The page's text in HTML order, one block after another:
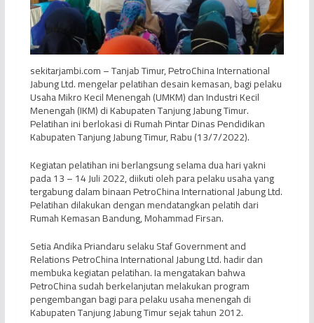
sekitarjambi.com – Tanjab Timur, PetroChina International
Jabung Ltd. mengelar pelatihan desain kemasan, bagi pelaku
Usaha Mikro Kecil Menengah (UMKM) dan Industri Kecil
Menengah (IKM) di Kabupaten Tanjung Jabung Timur.
Pelatihan ini berlokasi di Rumah Pintar Dinas Pendidikan
Kabupaten Tanjung Jabung Timur, Rabu (13/7/2022).
Kegiatan pelatihan ini berlangsung selama dua hari yakni
pada 13 – 14 Juli 2022, diikuti oleh para pelaku usaha yang
tergabung dalam binaan PetroChina International Jabung Ltd.
Pelatihan dilakukan dengan mendatangkan pelatih dari
Rumah Kemasan Bandung, Mohammad Firsan.
Setia Andika Priandaru selaku Staf Government and
Relations PetroChina International Jabung Ltd. hadir dan
membuka kegiatan pelatihan. Ia mengatakan bahwa
PetroChina sudah berkelanjutan melakukan program
pengembangan bagi para pelaku usaha menengah di
Kabupaten Tanjung Jabung Timur sejak tahun 2012.